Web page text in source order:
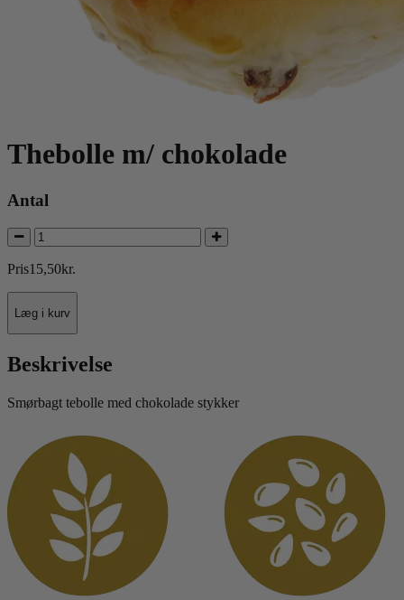
Thebolle m/ chokolade
Antal
Pris15,50kr.
Læg i kurv
Beskrivelse
Smørbagt tebolle med chokolade stykker